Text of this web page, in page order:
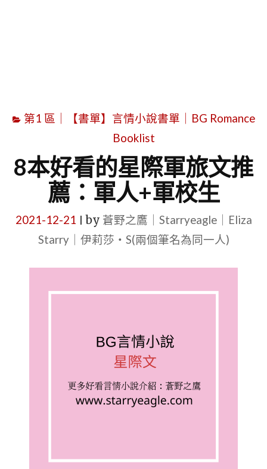
第1 區｜【書單】言情小說書單｜BG Romance
Booklist
8本好看的星際軍旅文推
薦：軍人+軍校生
2021-12-21 by 蒼野之鷹｜Starryeagle｜Eliza
Starry｜伊莉莎・S(兩個筆名為同一人)